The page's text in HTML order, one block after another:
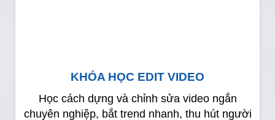
KHÓA HỌC EDIT VIDEO
Học cách dựng và chỉnh sửa video ngắn
chuyên nghiệp, bắt trend nhanh, thu hút người